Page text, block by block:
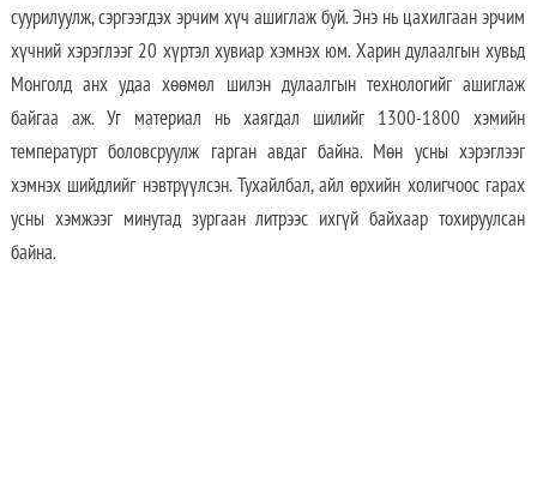
суурилуулж, сэргээгдэх эрчим хүч ашиглаж буй. Энэ нь цахилгаан эрчим
хүчний хэрэглээг 20 хүртэл хувиар хэмнэх юм. Харин дулаалгын хувьд
Монголд анх удаа хөөмөл шилэн дулаалгын технологийг ашиглаж
байгаа аж. Уг материал нь хаягдал шилийг 1300-1800 хэмийн
температурт боловсруулж гарган авдаг байна. Мөн усны хэрэглээг
хэмнэх шийдлийг нэвтрүүлсэн. Тухайлбал, айл өрхийн холигчоос гарах
усны хэмжээг минутад зургаан литрээс ихгүй байхаар тохируулсан
байна.